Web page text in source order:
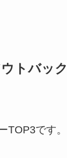
トバッ
TOP3です。